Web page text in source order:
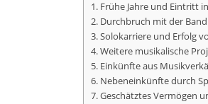
Frühe Jahre und Eintritt
Durchbruch mit der Band
Solokarriere und Erfolg
Weitere musikalische
Einkünfte aus
Nebeneinkünfte durch
Geschätztes Vermögen